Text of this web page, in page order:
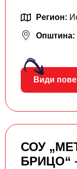
Регион:
Општина:
Види
СОУ
БРИЦО“